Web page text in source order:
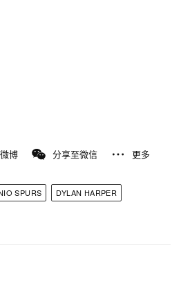
的驱动力——被清晰定义为一
传给儿子，从 Bataan 这片
Tournament 同步登
球社群 TITAN，自 2010 年
与 Nike 的每一次合作，也
与篮球之间的深度连结。
统，让他天然成为这段叙事
所服务社群紧密相
博 分享至微信 更多
SPURS
DYLAN HARPER